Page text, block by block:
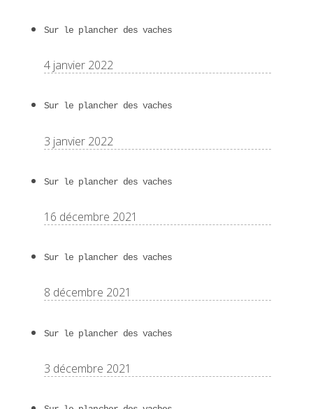
Sur le plancher des vaches
4 janvier 2022
Sur le plancher des vaches
3 janvier 2022
Sur le plancher des vaches
16 décembre 2021
Sur le plancher des vaches
8 décembre 2021
Sur le plancher des vaches
3 décembre 2021